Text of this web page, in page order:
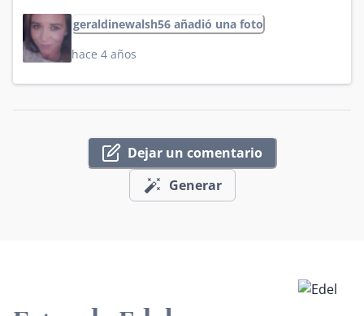
geraldinewalsh56 añadió una foto
hace 4 años
Dejar un comentario
Generar